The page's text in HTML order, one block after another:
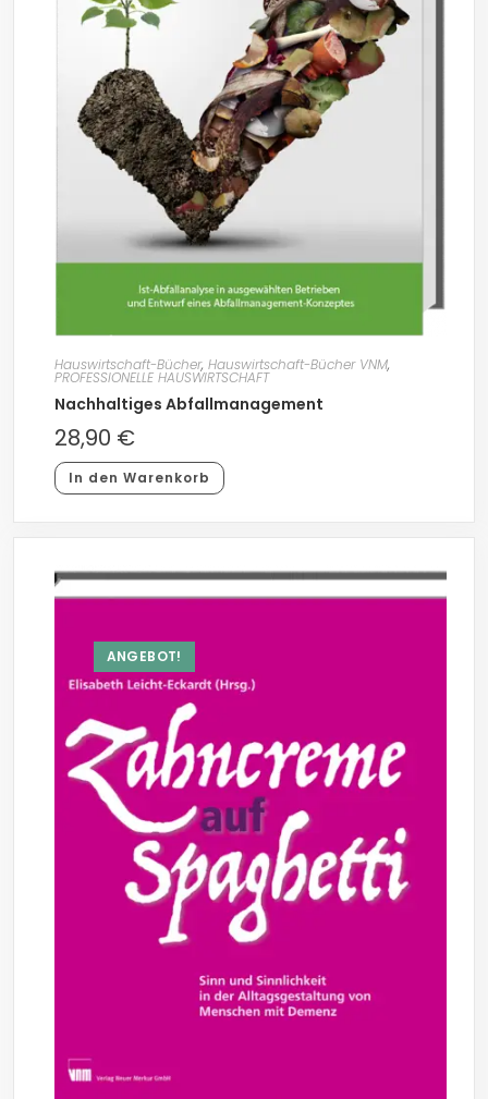
Hauswirtschaft-Bücher, Hauswirtschaft-Bücher VNM,
PROFESSIONELLE HAUSWIRTSCHAFT
Nachhaltiges Abfallmanagement
28,90 €
In den Warenkorb
ANGEBOT!